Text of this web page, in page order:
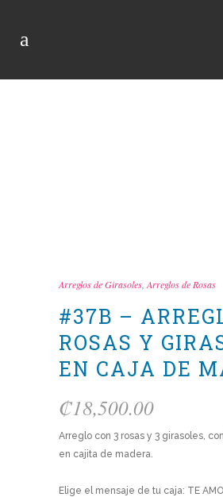
Arreglos de Girasoles Arreglos de Rosas
#37B –
ROSAS Y
EN CAJA DE
₡18,500.00
Arreglo con 3 rosas y 3 girasoles,
en cajita de madera.
Elige el mensaje de tu caja: TE